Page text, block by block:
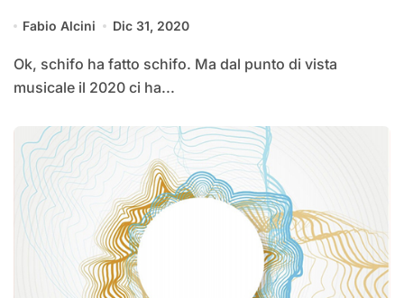
Fabio Alcini Dic 31, 2020
Ok, schifo ha fatto schifo. Ma dal punto di vista
musicale il 2020 ci ha...